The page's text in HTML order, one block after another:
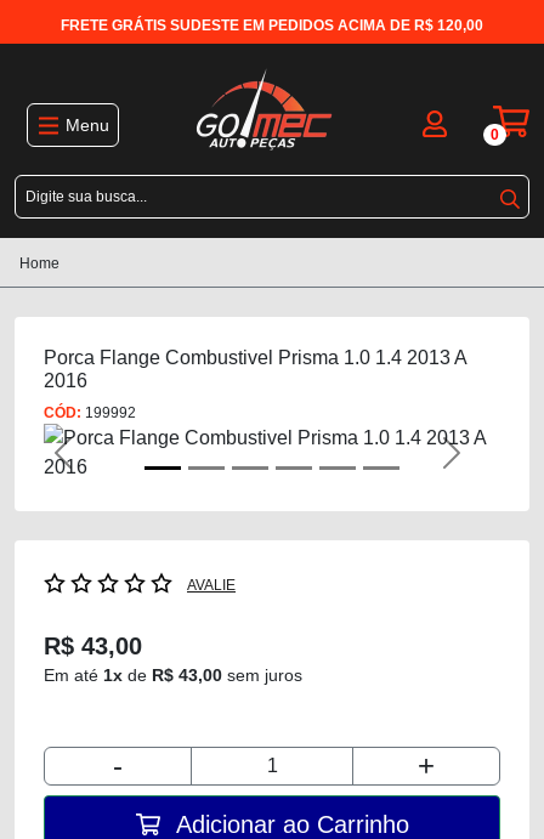
FRETE GRÁTIS SUDESTE EM PEDIDOS ACIMA DE R$ 120,00
Menu 0
Home
Porca Flange Combustivel Prisma 1.0 1.4 2013 A
2016
CÓD: 199992
Previous Next
AVALIE
R$ 43,00
Em até 1x de R$ 43,00 sem juros
- +
Adicionar ao Carrinho